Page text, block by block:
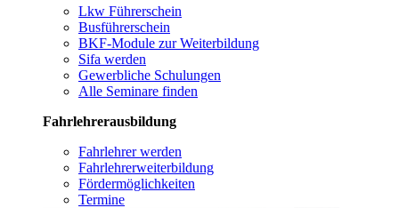
Lkw Führerschein
Busführerschein
BKF-Module zur Weiterbildung
Sifa werden
Gewerbliche Schulungen
Alle Seminare finden
Fahrlehrerausbildung
Fahrlehrer werden
Fahrlehrerweiterbildung
Fördermöglichkeiten
Termine